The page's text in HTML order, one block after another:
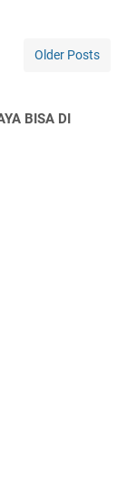
Older Posts
BISA DI